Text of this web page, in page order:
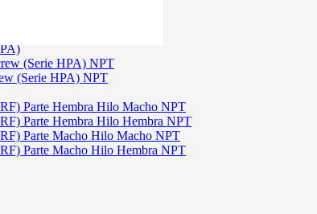
(Serie HPA) NPT
(Serie HPA) NPT
Parte Hembra Hilo Macho NPT
Parte Hembra Hilo Hembra NPT
Parte Macho Hilo Macho NPT
Parte Macho Hilo Hembra NPT